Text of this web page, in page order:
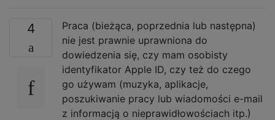
4
Praca (bieżąca, poprzednia lub następna)
nie jest prawnie uprawniona do
dowiedzenia się, czy mam osobisty
identyfikator Apple ID, czy też do czego
go używam (muzyka, aplikacje,
poszukiwanie pracy lub wiadomości e-mail
z informacją o nieprawidłowościach itp.)